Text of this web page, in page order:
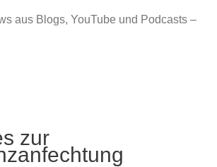
aus Blogs, YouTube und Podcasts –
zur